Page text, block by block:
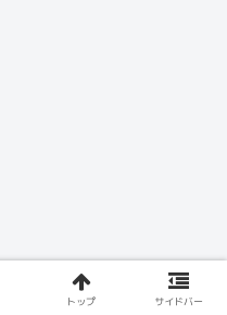
トップ サイドバー